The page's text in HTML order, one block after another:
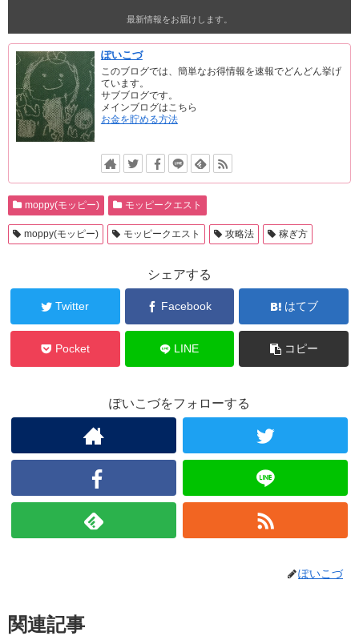
最新情報をお届けします。
ぽいこづ
このブログでは、簡単なお得情報を速報でどんどん挙げ
ています。
サブブログです。
メインブログはこちら
お金を貯める方法
moppy(モッピー) モッピークエスト
moppy(モッピー) モッピークエスト 攻略法 稼ぎ方
シェアする
Twitter Facebook はてブ
Pocket LINE コピー
ぽいこづをフォローする
ぽいこづ
関連記事